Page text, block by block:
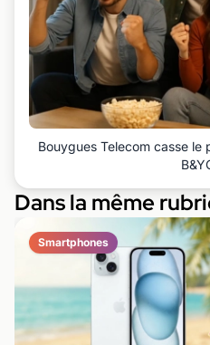
Bouygues Telecom casse
Dans la même
Smartphones